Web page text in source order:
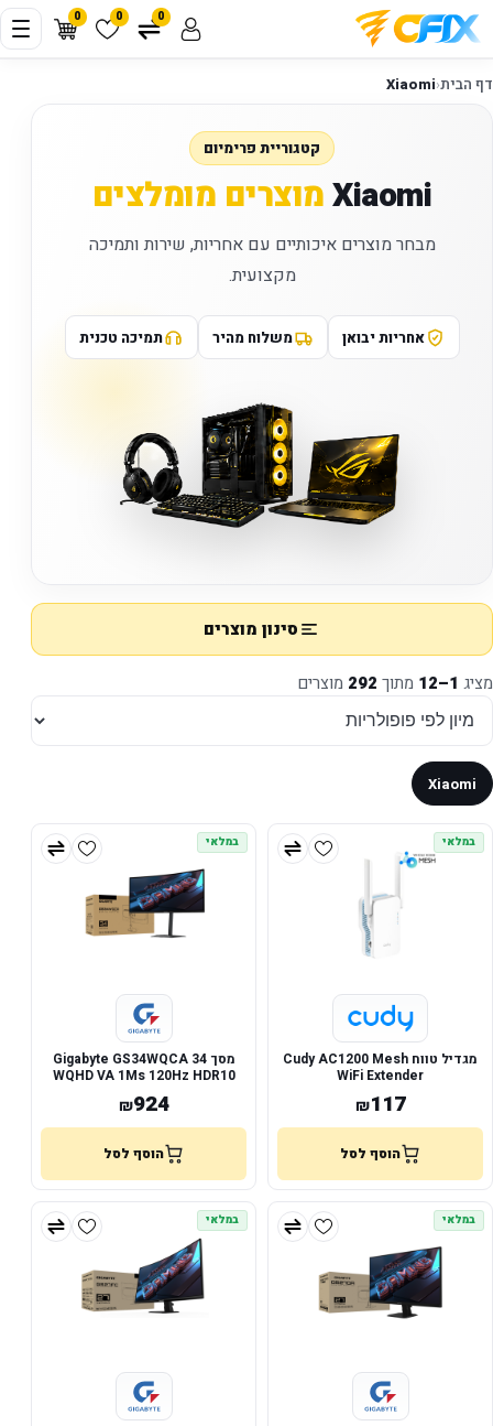
0 0 0
דף הבית‹
Xiaomi
קטגוריית פרימיום
Xiaomiמוצרים מומלצים
מבחר מוצרים איכותיים עם אחריות, שירות ותמיכה
מקצועית.
אחריות יבואן משלוח מהיר תמיכה טכנית
סינון מוצרים
מציג 1–12 מתוך 292 מוצרים
Xiaomi
במלאי
מגדיל טווח Cudy AC1200 Mesh
WiFi Extender
₪117
הוסף לסל
במלאי
מסך Gigabyte GS34WQCA 34
WQHD VA 1Ms 120Hz HDR10
Curved Vesa100
₪924
הוסף לסל
במלאי במלאי